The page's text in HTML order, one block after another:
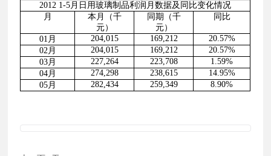
2012 1-5月日用玻璃制品利润月数据及同比变化情况
月
本月（千
元）
同期（千
元）
同比
01 月 204,015 169,212
20.57%
02月 204,015 169,212
20.57%
03月 227,264 223,708
1.59%
04月 274,298 238,615
14.95%
05月 282,434 259,349 8.90%